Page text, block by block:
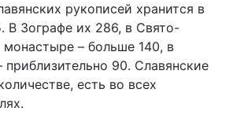
рукописей хранится в
В Зографе их 286, в Свято-
– больше 140, в
приблизительно 90. Славянские
есть во всех